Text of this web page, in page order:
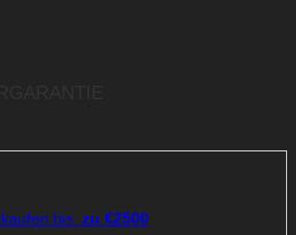
biszu €2500